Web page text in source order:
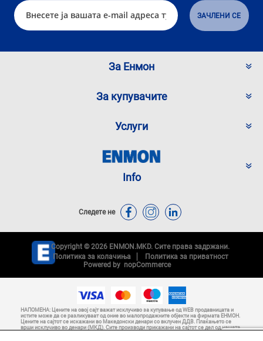
За Енмон
За купувачите
Услуги
Info
Следете не
Copyright © 2026 ENMON.MKD. Сите права задржани.
Политика за колачиња
Политика за приватност
Powered by nopCommerce
НАПОМЕНА: Цените на овој сајт важат исклучиво за купување од WEB продавницата и
истите може да се разликуваат од оние во малопродажните објекти на фирмата ЕНМОН.
Цените на сајтот се искажани во Македонски денари со вклучен ДДВ. Плаќањето се
врши исклучиво во денари (МКД). Сите производи прикажани на сајтот се дел од нашата